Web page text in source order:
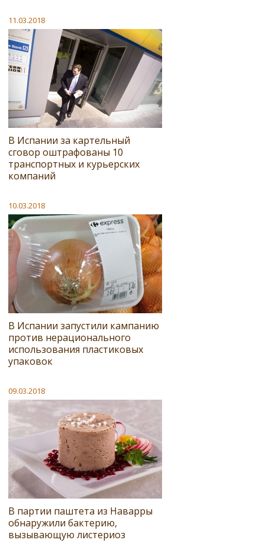
11.03.2018
В Испании за картельный
сговор оштрафованы 10
транспортных и курьерских
компаний
10.03.2018
В Испании запустили кампанию
против нерационального
использования пластиковых
упаковок
09.03.2018
В партии паштета из Наварры
обнаружили бактерию,
вызывающую листериоз